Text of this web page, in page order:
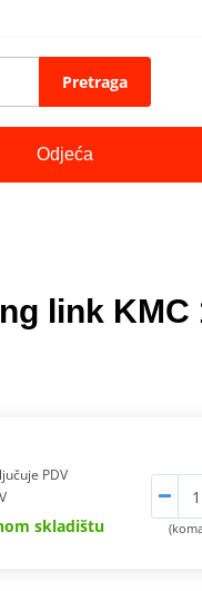
Pretraga
Odjeća
link KMC
PDV
skladištu